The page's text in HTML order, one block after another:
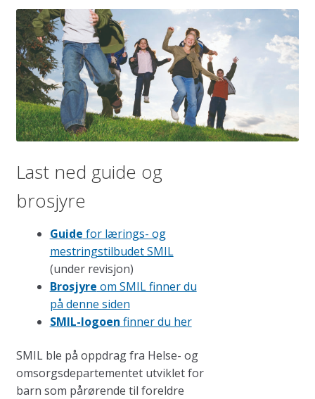
Last ned guide og
brosjyre
Guide for lærings- og
mestringstilbudet SMIL
(under revisjon)
Brosjyre om SMIL finner du
på denne siden
SMIL-logoen finner du her
SMIL ble på oppdrag fra Helse- og
omsorgsdepartementet utviklet for
barn som pårørende til foreldre